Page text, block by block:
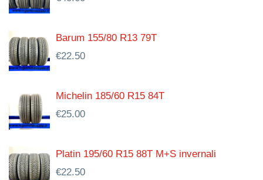
Barum 155/80 R13 79T
€22.50
Michelin 185/60 R15 84T
€25.00
Platin 195/60 R15 88T M+S invernali
€22.50